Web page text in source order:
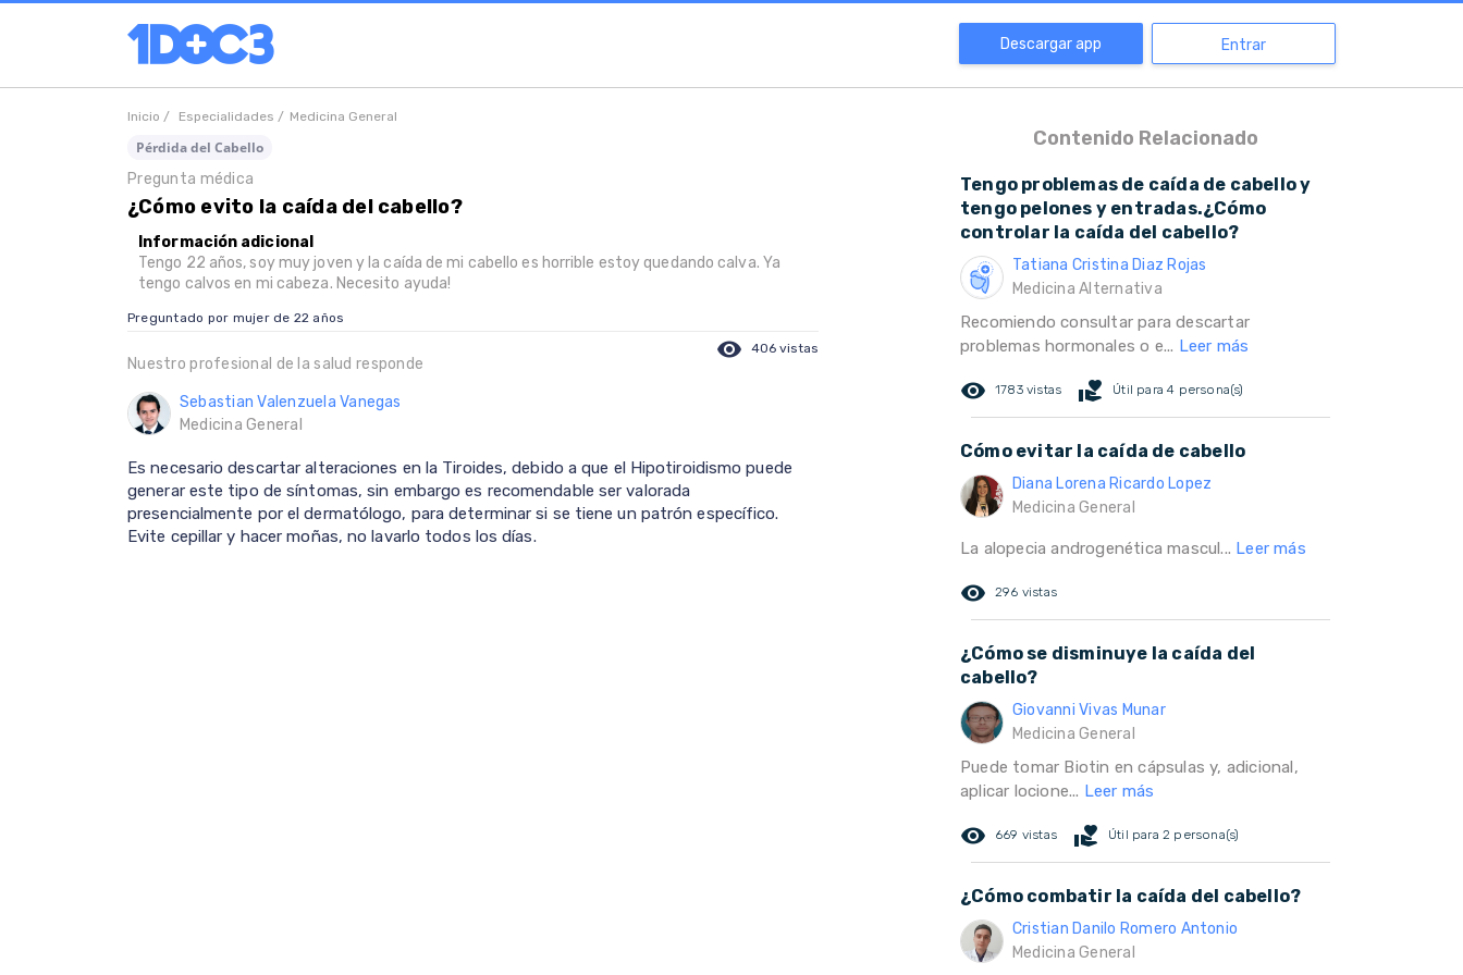
Descargar app Entrar
Inicio / Especialidades / Medicina General
Pérdida del Cabello
Pregunta médica
¿Cómo evito la caída del cabello?
Información adicional
Tengo 22 años, soy muy joven y la caída de mi cabello es horrible estoy quedando calva. Ya
tengo calvos en mi cabeza. Necesito ayuda!
Preguntado por mujer de 22 años
visibility 406 vistas
Nuestro profesional de la salud responde
Sebastian Valenzuela Vanegas
Medicina General
Es necesario descartar alteraciones en la Tiroides, debido a que el Hipotiroidismo puede
generar este tipo de síntomas, sin embargo es recomendable ser valorada
presencialmente por el dermatólogo, para determinar si se tiene un patrón específico.
Evite cepillar y hacer moñas, no lavarlo todos los días.
Contenido Relacionado
Tengo problemas de caída de cabello y
tengo pelones y entradas.¿Cómo
controlar la caída del cabello?
Tatiana Cristina Diaz Rojas
Medicina Alternativa
Recomiendo consultar para descartar
problemas hormonales o e... Leer más
remove_red_eye 1783 vistas volunteer_activism Útil para 4 persona(s)
Cómo evitar la caída de cabello
Diana Lorena Ricardo Lopez
Medicina General
La alopecia androgenética mascul... Leer más
remove_red_eye 296 vistas
¿Cómo se disminuye la caída del
cabello?
Giovanni Vivas Munar
Medicina General
Puede tomar Biotin en cápsulas y, adicional,
aplicar locione... Leer más
remove_red_eye 669 vistas volunteer_activism Útil para 2 persona(s)
¿Cómo combatir la caída del cabello?
Cristian Danilo Romero Antonio
Medicina General